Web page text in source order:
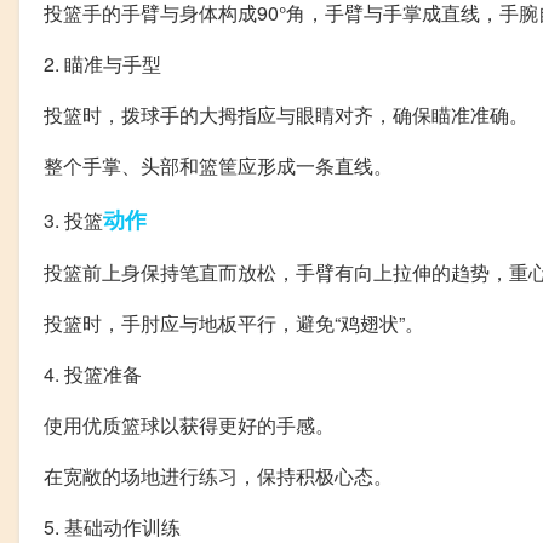
投篮手的手臂与身体构成90°角，手臂与手掌成直线，手腕
2. 瞄准与手型
投篮时，拨球手的大拇指应与眼睛对齐，确保瞄准准确。
整个手掌、头部和篮筐应形成一条直线。
3. 投篮动作
投篮前上身保持笔直而放松，手臂有向上拉伸的趋势，重心
投篮时，手肘应与地板平行，避免“鸡翅状”。
4. 投篮准备
使用优质篮球以获得更好的手感。
在宽敞的场地进行练习，保持积极心态。
5. 基础动作训练